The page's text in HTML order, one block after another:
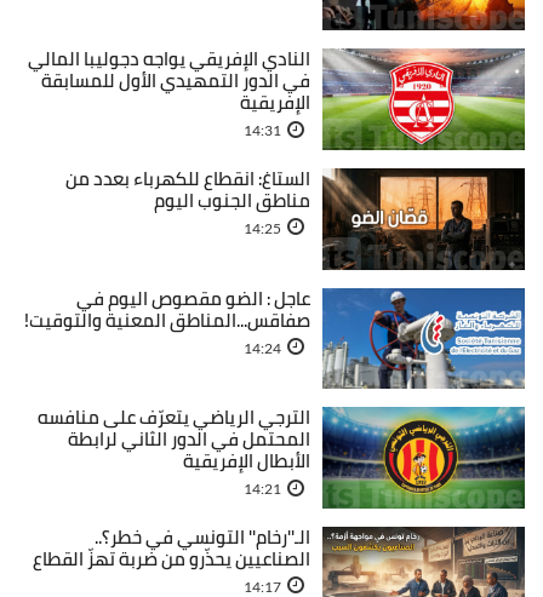
النادي الإفريقي يواجه دجوليبا المالي
في الدور التمهيدي الأول للمسابقة
الإفريقية
14:31
الستاغ: انقطاع للكهرباء بعدد من
مناطق الجنوب اليوم
14:25
عاجل : الضو مقصوص اليوم في
صفاقس...المناطق المعنية والتوقيت!
14:24
الترجي الرياضي يتعرّف على منافسه
المحتمل في الدور الثاني لرابطة
الأبطال الإفريقية
14:21
الـ''رخام'' التونسي في خطر؟..
الصناعيين يحذّرو من ضربة تهزّ القطاع
14:17